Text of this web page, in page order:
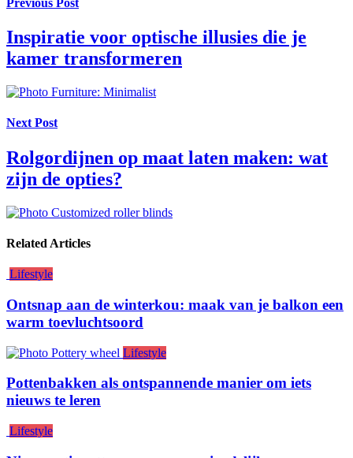
Previous Post
Inspiratie voor optische illusies die je
kamer transformeren
Next Post
Rolgordijnen op maat laten maken: wat
zijn de opties?
Related Articles
Lifestyle
Ontsnap aan de winterkou: maak van je balkon een
warm toevluchtsoord
Lifestyle
Pottenbakken als ontspannende manier om iets
nieuws te leren
Lifestyle